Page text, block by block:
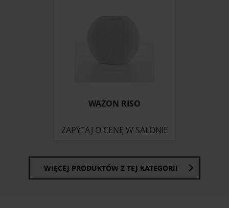
WAZON RISO
ZAPYTAJ O CENĘ W SALONIE
WIĘCEJ PRODUKTÓW Z TEJ KATEGORII